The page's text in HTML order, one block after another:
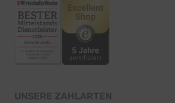
UNSERE ZAHLARTEN